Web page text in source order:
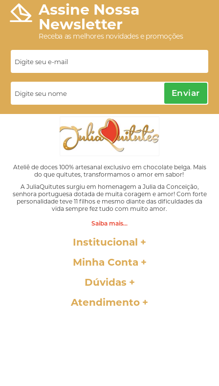
Assine Nossa
Newsletter
Receba as melhores novidades e promoções
Enviar
Ateliê de doces 100% artesanal exclusivo em chocolate belga. Mais
do que quitutes, transformamos o amor em sabor!
A JuliaQuitutes surgiu em homenagem a Julia da Conceição,
senhora portuguesa dotada de muita coragem e amor! Com forte
personalidade teve 11 filhos e mesmo diante das dificuldades da
vida sempre fez tudo com muito amor.
Saiba mais...
Institucional
Minha Conta
Dúvidas
Atendimento